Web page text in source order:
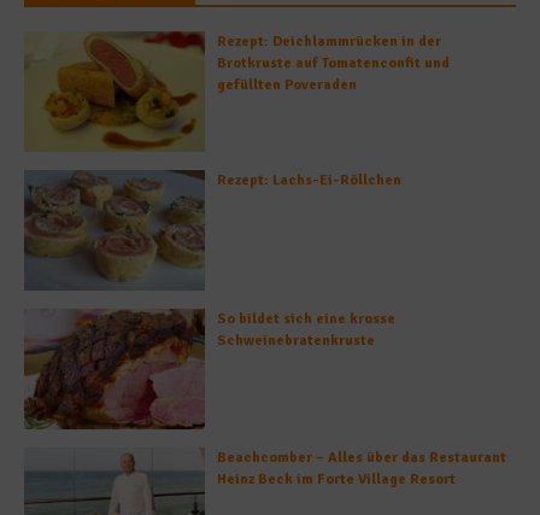
Rezept: Deichlammrücken in der
Brotkruste auf Tomatenconfit und
gefüllten Poveraden
Rezept: Lachs-Ei-Röllchen
So bildet sich eine krosse
Schweinebratenkruste
Beachcomber – Alles über das Restaurant
Heinz Beck im Forte Village Resort